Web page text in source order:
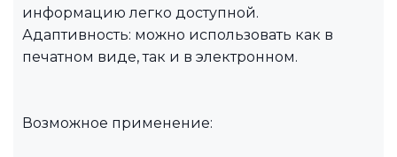
информацию легко доступной.
Адаптивность: можно использовать как в
печатном виде, так и в электронном.
Возможное применение: